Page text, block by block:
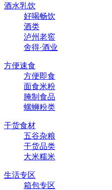
酒水乳饮
好喝畅饮
酒类
泸州老窖
舍得·酒业
方便速食
方便即食
面食米粉
腌制食品
螺蛳粉类
干货食材
五谷杂粮
干货品类
大米糯米
生活专区
箱包专区